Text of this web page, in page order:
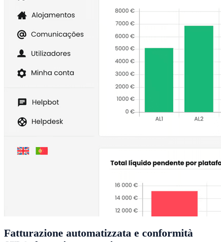
Fatturazione automatizzata e conformità